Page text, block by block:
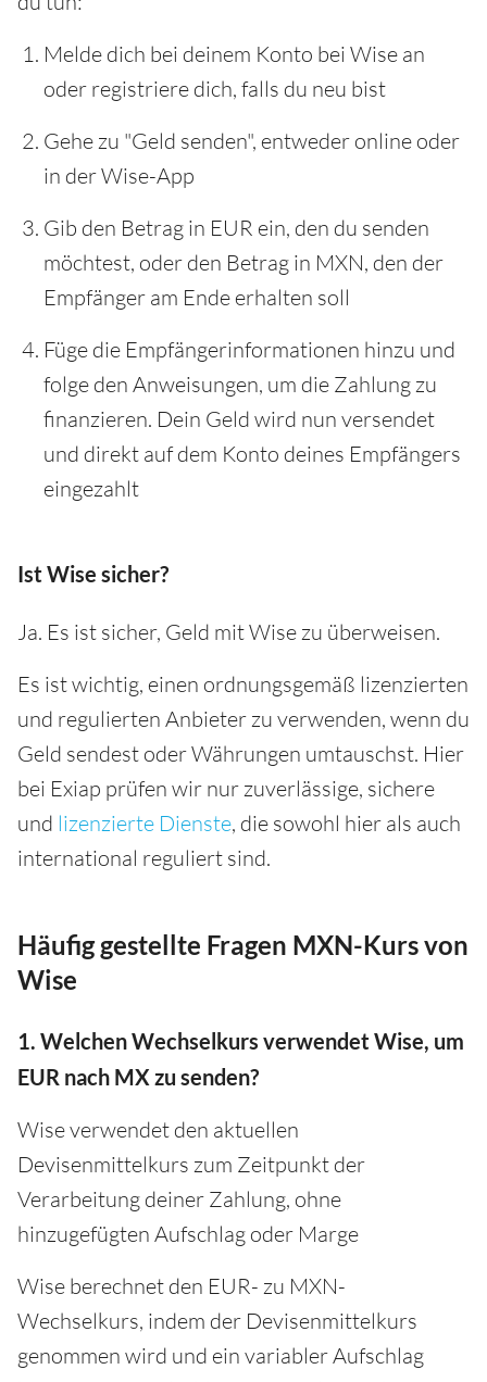
Melde dich bei deinem Konto bei Wise an
oder registriere dich, falls du neu bist
Gehe zu "Geld senden", entweder online oder
in der Wise-App
Gib den Betrag in EUR ein, den du senden
möchtest, oder den Betrag in MXN, den der
Empfänger am Ende erhalten soll
Füge die Empfängerinformationen hinzu und
folge den Anweisungen, um die Zahlung zu
finanzieren. Dein Geld wird nun versendet
und direkt auf dem Konto deines Empfängers
eingezahlt
Ist Wise sicher?
Ja. Es ist sicher, Geld mit Wise zu überweisen.
Es ist wichtig, einen ordnungsgemäß lizenzierten
und regulierten Anbieter zu verwenden, wenn du
Geld sendest oder Währungen umtauschst. Hier
bei Exiap prüfen wir nur zuverlässige, sichere
und lizenzierte Dienste, die sowohl hier als auch
international reguliert sind.
Häufig gestellte Fragen MXN-Kurs von
Wise
1. Welchen Wechselkurs verwendet Wise, um
EUR nach MX zu senden?
Wise verwendet den aktuellen
Devisenmittelkurs zum Zeitpunkt der
Verarbeitung deiner Zahlung, ohne
hinzugefügten Aufschlag oder Marge
Wise berechnet den EUR- zu MXN-
Wechselkurs, indem der Devisenmittelkurs
genommen wird und ein variabler Aufschlag